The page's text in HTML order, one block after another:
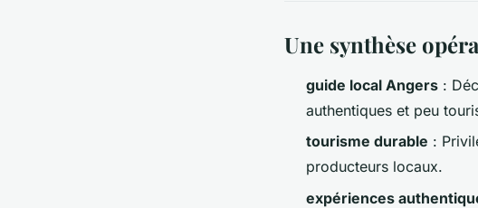
Une synthèse
guide local Angers :
authentiques et peu
tourisme durable :
producteurs locaux.
expériences